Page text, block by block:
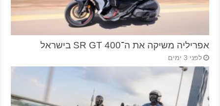
אפריליה משיקה את ה־SR GT 400 בישראל
לפני 3 ימים